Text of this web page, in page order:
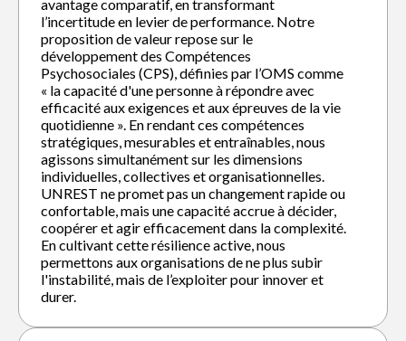
avantage comparatif, en transformant
l’incertitude en levier de performance. Notre
proposition de valeur repose sur le
développement des Compétences
Psychosociales (CPS), définies par l’OMS comme
« la capacité d'une personne à répondre avec
efficacité aux exigences et aux épreuves de la vie
quotidienne ». En rendant ces compétences
stratégiques, mesurables et entraînables, nous
agissons simultanément sur les dimensions
individuelles, collectives et organisationnelles.
UNREST ne promet pas un changement rapide ou
confortable, mais une capacité accrue à décider,
coopérer et agir efficacement dans la complexité.
En cultivant cette résilience active, nous
permettons aux organisations de ne plus subir
l'instabilité, mais de l’exploiter pour innover et
durer.